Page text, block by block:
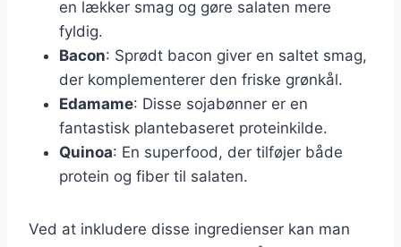
en lækker smag og gøre salaten mere
fyldig.
Bacon: Sprødt bacon giver en saltet smag,
der komplementerer den friske grønkål.
Edamame: Disse sojabønner er en
fantastisk plantebaseret proteinkilde.
Quinoa: En superfood, der tilføjer både
protein og fiber til salaten.
Ved at inkludere disse ingredienser kan man